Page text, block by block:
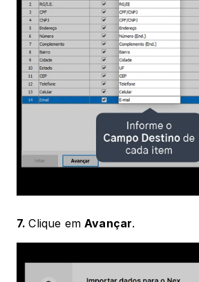
7. Clique em Avançar.